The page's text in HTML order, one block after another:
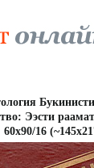
Ээсти
16